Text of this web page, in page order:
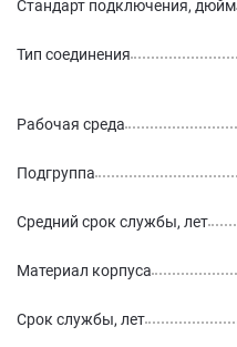
Стандарт подключения, дюйм
Тип соединения
Рабочая среда
Подгруппа
Средний срок службы, лет
Материал корпуса
Срок службы, лет